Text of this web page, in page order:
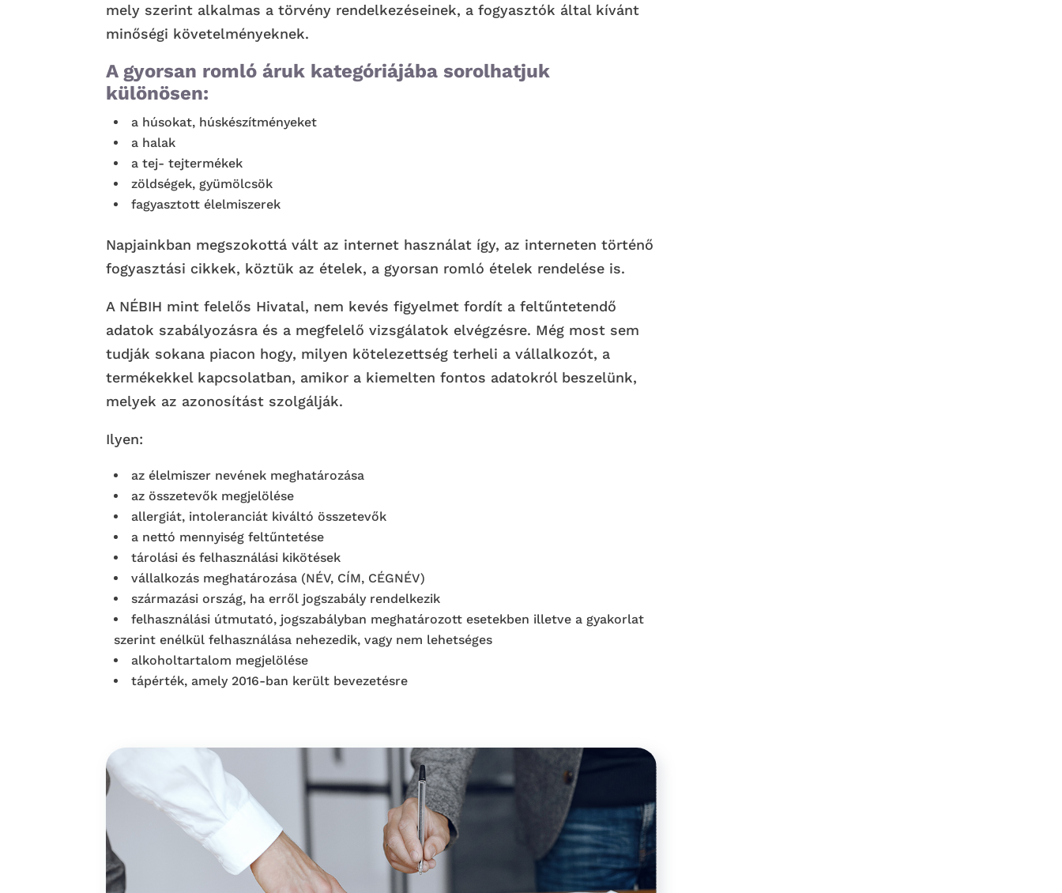
mely szerint alkalmas a törvény rendelkezéseinek, a fogyasztók által kívánt
minőségi követelményeknek.
A gyorsan romló áruk kategóriájába sorolhatjuk
különösen:
a húsokat, húskészítményeket
a halak
a tej- tejtermékek
zöldségek, gyümölcsök
fagyasztott élelmiszerek
Napjainkban megszokottá vált az internet használat így, az interneten történő
fogyasztási cikkek, köztük az ételek, a gyorsan romló ételek rendelése is.
A NÉBIH mint felelős Hivatal, nem kevés figyelmet fordít a feltűntetendő
adatok szabályozásra és a megfelelő vizsgálatok elvégzésre. Még most sem
tudják sokana piacon hogy, milyen kötelezettség terheli a vállalkozót, a
termékekkel kapcsolatban, amikor a kiemelten fontos adatokról beszelünk,
melyek az azonosítást szolgálják.
Ilyen:
az élelmiszer nevének meghatározása
az összetevők megjelölése
allergiát, intoleranciát kiváltó összetevők
a nettó mennyiség feltűntetése
tárolási és felhasználási kikötések
vállalkozás meghatározása (NÉV, CÍM, CÉGNÉV)
származási ország, ha erről jogszabály rendelkezik
felhasználási útmutató, jogszabályban meghatározott esetekben illetve a gyakorlat
szerint enélkül felhasználása nehezedik, vagy nem lehetséges
alkoholtartalom megjelölése
tápérték, amely 2016-ban került bevezetésre